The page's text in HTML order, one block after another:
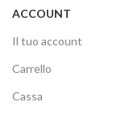
ACCOUNT
Il tuo account
Carrello
Cassa